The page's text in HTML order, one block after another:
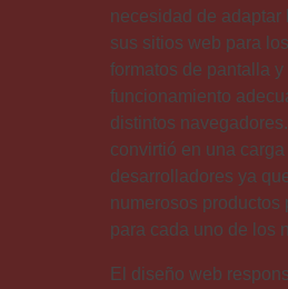
necesidad de adaptar
sus sitios web para
formatos de pantalla y
funcionamiento
distintos
convirtió en una
desarrolladores ya
numerosos productos
para cada uno de los
El diseño web